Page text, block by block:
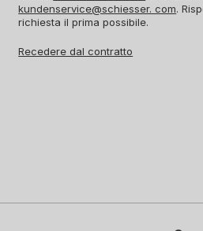
kundenservice@schiesser. com.
richiesta il prima possibile.
Recedere dal contratto